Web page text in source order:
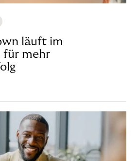
läuft im
für mehr